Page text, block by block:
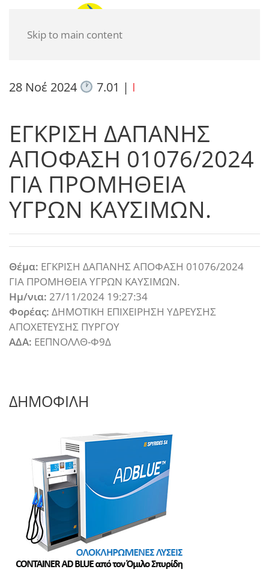
Skip to main content
28 Νοέ 2024 7.01 | I
ΕΓΚΡΙΣΗ ΔΑΠΑΝΗΣ
ΑΠΟΦΑΣΗ 01076/2024
ΓΙΑ ΠΡΟΜΗΘΕΙΑ
ΥΓΡΩΝ ΚΑΥΣΙΜΩΝ.
Θέμα: ΕΓΚΡΙΣΗ ΔΑΠΑΝΗΣ ΑΠΟΦΑΣΗ 01076/2024
ΓΙΑ ΠΡΟΜΗΘΕΙΑ ΥΓΡΩΝ ΚΑΥΣΙΜΩΝ.
Ημ/νια: 27/11/2024 19:27:34
Φορέας: ΔΗΜΟΤΙΚΗ ΕΠΙΧΕΙΡΗΣΗ ΥΔΡΕΥΣΗΣ
ΑΠΟΧΕΤΕΥΣΗΣ ΠΥΡΓΟΥ
ΑΔΑ: ΕΕΠΝΟΛΛΘ-Φ9Δ
ΔΗΜΟΦΙΛΗ